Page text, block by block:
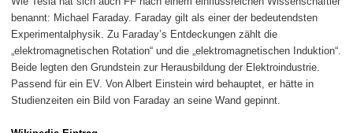
benannt: Michael Faraday. Faraday gilt als einer der bedeutendsten
Experimentalphysik. Zu Faraday’s Entdeckungen zählt die
„elektromagnetischen Rotation“ und die „elektromagnetischen Induktion“.
Beide legten den Grundstein zur Herausbildung der Elektroindustrie.
Passend für ein EV. Von Albert Einstein wird behauptet, er hätte in
Studienzeiten ein Bild von Faraday an seine Wand gepinnt.